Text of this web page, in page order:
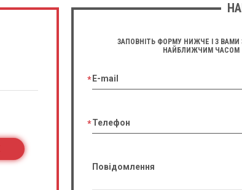
ЗАПОВНІТЬ ФОРМУ НИЖЧЕ І З
НАЙБЛИЖЧИМ ЧАСОМ
E-mail
Телефон
Повідомлення